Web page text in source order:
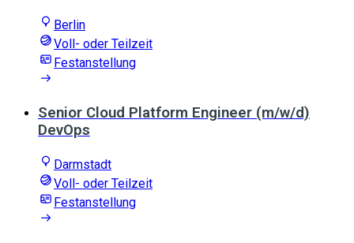
Berlin
Voll- oder Teilzeit
Festanstellung
Senior Cloud Platform Engineer (m/w/d)
DevOps
Darmstadt
Voll- oder Teilzeit
Festanstellung